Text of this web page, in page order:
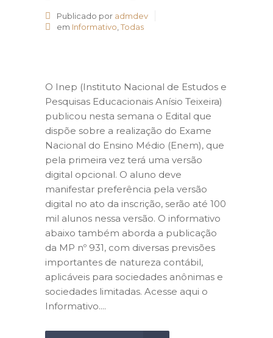
Publicado por admdev
em Informativo Todas
O Inep (Instituto Nacional de Estudos e
Pesquisas Educacionais Anísio Teixeira)
publicou nesta semana o Edital que
dispõe sobre a realização do Exame
Nacional do Ensino Médio (Enem), que
pela primeira vez terá uma versão
digital opcional. O aluno deve
manifestar preferência pela versão
digital no ato da inscrição, serão até 100
mil alunos nessa versão. O informativo
abaixo também aborda a publicação
da MP nº 931, com diversas previsões
importantes de natureza contábil,
aplicáveis para sociedades anônimas e
sociedades limitadas. Acesse aqui o
Informativo....